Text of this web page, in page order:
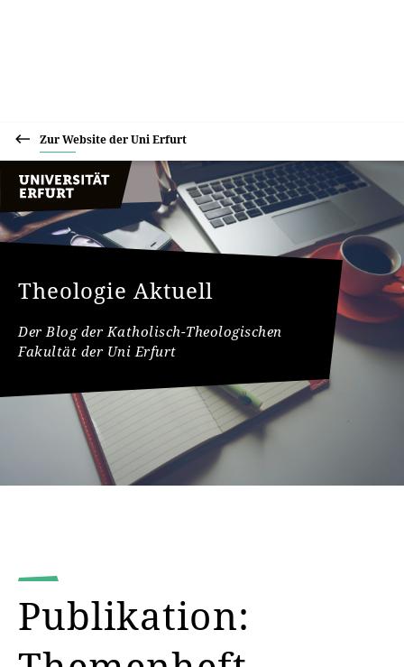
Zur Website der Uni Erfurt
Theologie Aktuell
Der Blog der Katholisch-Theologischen
Fakultät der Uni Erfurt
Publikation: